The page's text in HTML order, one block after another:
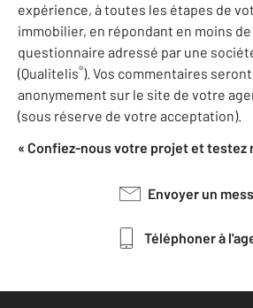
expérience, à toutes les étapes de
immobilier, en répondant en moins
questionnaire adressé par une
(Qualitelis®). Vos commentaires
anonymement sur le site de votre
(sous réserve de votre acceptation).
« Confiez-nous votre projet et
Envoyer un
Téléphoner à